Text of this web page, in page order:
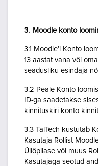
3. Moodle konto
3.1 Moodle’i Konto
13 aastat vana või
seadusliku esindaja
3.2 Peale Konto
ID-ga saadetakse
kinnituskiri konto
3.3 TalTech kustutab
Kasutaja Rollist
Üliõpilase või muus
Kasutajaga seotud